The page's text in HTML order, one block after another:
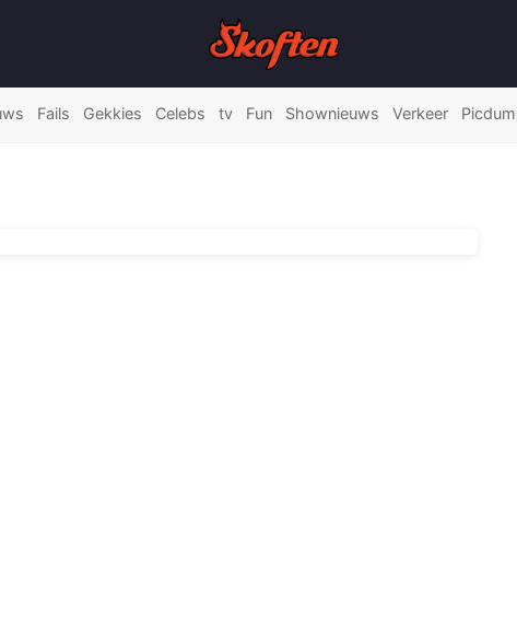
Fails Gekkies Celebs tv Fun Shownieuws Verkeer